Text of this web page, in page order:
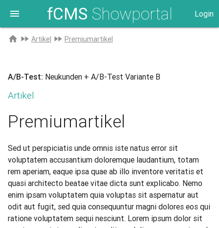
menu fCMS Showportal Login
home
Zur
Startseite
fast_forward Artikel fast_forward Premiumartikel
A/B-Test: Neukunden + A/B-Test Variante B
Artikel
Premiumartikel
Sed ut perspiciatis unde omnis iste natus error sit
voluptatem accusantium doloremque laudantium, totam
rem aperiam, eaque ipsa quae ab illo inventore veritatis et
quasi architecto beatae vitae dicta sunt explicabo. Nemo
enim ipsam voluptatem quia voluptas sit aspernatur aut
odit aut fugit, sed quia consequuntur magni dolores eos qui
ratione voluptatem sequi nesciunt. Lorem ipsum dolor sit